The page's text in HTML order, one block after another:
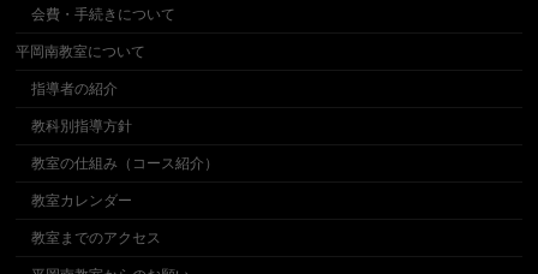
会費・手続きについて
平岡南教室について
指導者の紹介
教科別指導方針
教室の仕組み（コース紹介）
教室カレンダー
教室までのアクセス